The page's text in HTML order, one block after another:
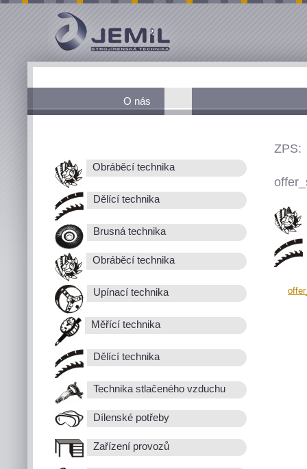
O nás
Obráběcí technika
Dělící technika
Brusná technika
Obráběcí technika
Upínací technika
Měřící technika
Dělící technika
Technika stlačeného vzduchu
Dílenské potřeby
Zařízení provozů
ZPS: